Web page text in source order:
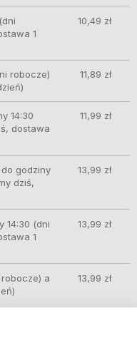
1
10,49 zł
robocze)
11,89 zł
14:30
dostawa
11,99 zł
do godziny
dziś,
13,99 zł
14:30 (dni
1
13,99 zł
a
13,99 zł